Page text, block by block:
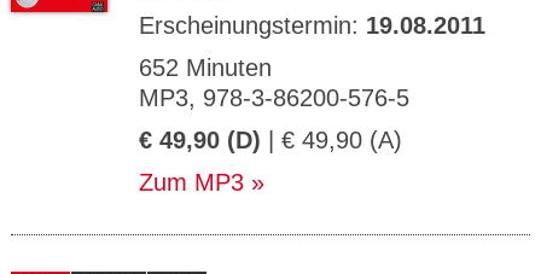
Erscheinungstermin: 19.08.2011
652 Minuten
MP3, 978-3-86200-576-5
€ 49,90 (D) | € 49,90 (A)
Zum MP3